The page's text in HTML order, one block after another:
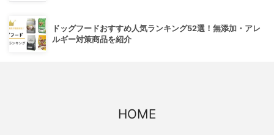
ドッグフードおすすめ人気ランキング52選！無添加・アレ
ルギー対策商品を紹介
HOME